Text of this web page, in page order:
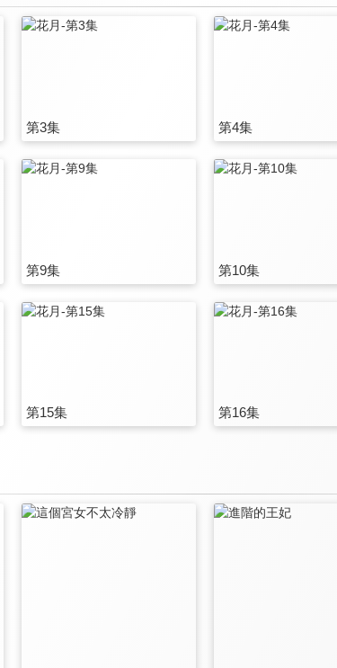
第3集 第4集
第9集 第10集
第15集 第16集